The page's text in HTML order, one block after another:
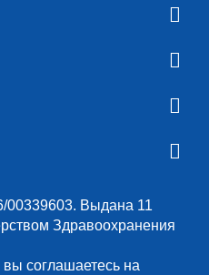
Выдана 11
Здравоохранения
соглашаетесь на